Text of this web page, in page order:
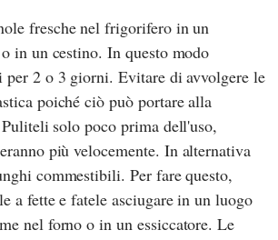
fresche nel frigorifero in un
in un cestino. In questo modo
per 2 o 3 giorni. Evitare di avvolgere le
poiché ciò può portare alla
solo poco prima dell'uso,
più velocemente. In alternativa
commestibili. Per fare questo,
a fette e fatele asciugare in un luogo
nel forno o in un essiccatore. Le